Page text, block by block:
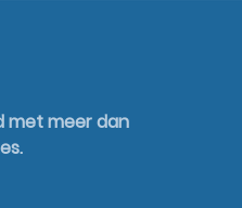
met meer dan